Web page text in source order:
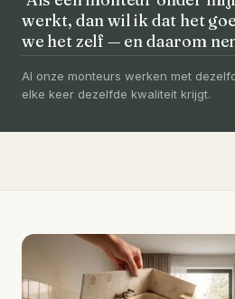
werkt, dan wil ik dat het
we het zelf — en daarom
Al onze monteurs werken met
elke keer dezelfde kwaliteit krijgt.
VOORHEEN → NA
Uw badkamer,
3-5 dagen
levertijd van slechts 4 weken.